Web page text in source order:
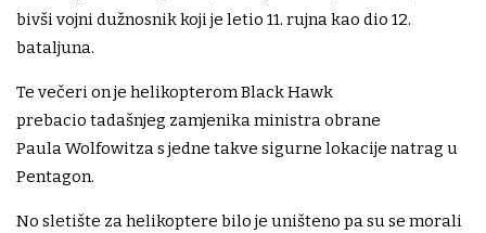
bivši vojni dužnosnik koji je letio 11. rujna kao dio 12.
bataljuna.
Te večeri on je helikopterom Black Hawk
prebacio tadašnjeg zamjenika ministra obrane
Paula Wolfowitza s jedne takve sigurne lokacije natrag u
Pentagon.
No sletište za helikoptere bilo je uništeno pa su se morali